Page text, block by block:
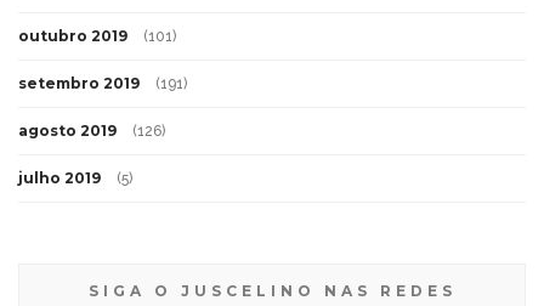
outubro 2019 (101)
setembro 2019 (191)
agosto 2019 (126)
julho 2019 (5)
SIGA O JUSCELINO NAS REDES